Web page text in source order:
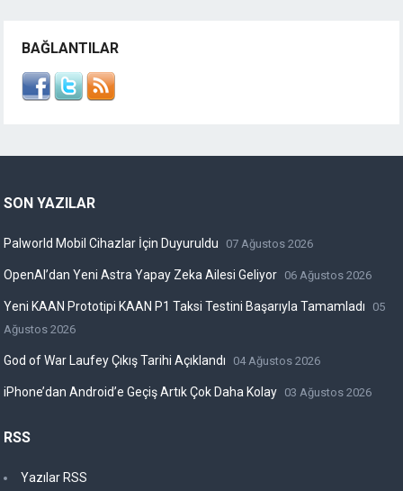
BAĞLANTILAR
SON YAZILAR
Palworld Mobil Cihazlar İçin Duyuruldu 07 Ağustos 2026
OpenAI’dan Yeni Astra Yapay Zeka Ailesi Geliyor 06 Ağustos 2026
Yeni KAAN Prototipi KAAN P1 Taksi Testini Başarıyla Tamamladı
05
Ağustos 2026
God of War Laufey Çıkış Tarihi Açıklandı 04 Ağustos 2026
iPhone’dan Android’e Geçiş Artık Çok Daha Kolay 03 Ağustos 2026
RSS
Yazılar RSS